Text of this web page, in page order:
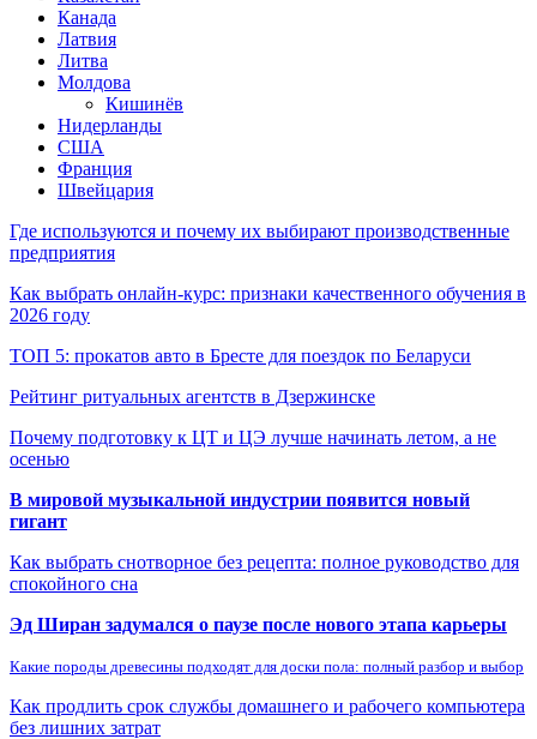
Канада
Латвия
Литва
Молдова
Кишинёв
Нидерланды
США
Франция
Швейцария
Где используются и почему их выбирают производственные
предприятия
Как выбрать онлайн-курс: признаки качественного обучения в
2026 году
ТОП 5: прокатов авто в Бресте для поездок по Беларуси
Рейтинг ритуальных агентств в Дзержинске
Почему подготовку к ЦТ и ЦЭ лучше начинать летом, а не
осенью
В мировой музыкальной индустрии появится новый
гигант
Как выбрать снотворное без рецепта: полное руководство для
спокойного сна
Эд Ширан задумался о паузе после нового этапа карьеры
Какие породы древесины подходят для доски пола: полный разбор и выбор
Как продлить срок службы домашнего и рабочего компьютера
без лишних затрат